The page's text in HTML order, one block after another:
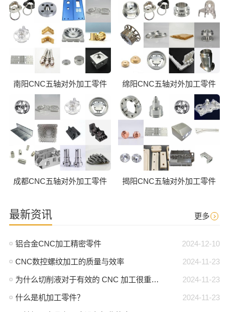
南阳CNC五轴对外加工零件 绵阳CNC五轴对外加工零件
成都CNC五轴对外加工零件 揭阳CNC五轴对外加工零件
最新资讯 更多
2024-12-10
铝合金CNC加工精密零件
2024-11-23
CNC数控螺纹加工的质量与效率
2024-11-23
为什么切削液对于有效的 CNC 加工很重要？
2024-11-23
什么是机加工零件？